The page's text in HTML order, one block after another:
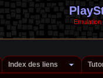
Index des liens